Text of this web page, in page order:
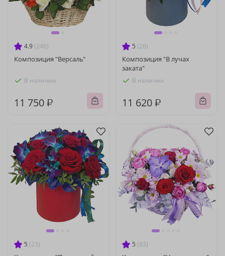
4.9 (246)
Композиция "Версаль"
В наличии
11 750 ₽
5 (26)
Композиция "В лучах
заката"
В наличии
11 620 ₽
5 (23) 5 (83)